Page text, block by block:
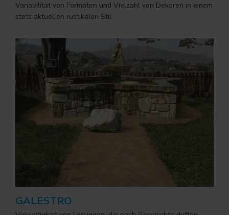
Variabilität von Formaten und Vielzahl von Dekoren in einem
stets aktuellen rustikalen Stil.
GALESTRO